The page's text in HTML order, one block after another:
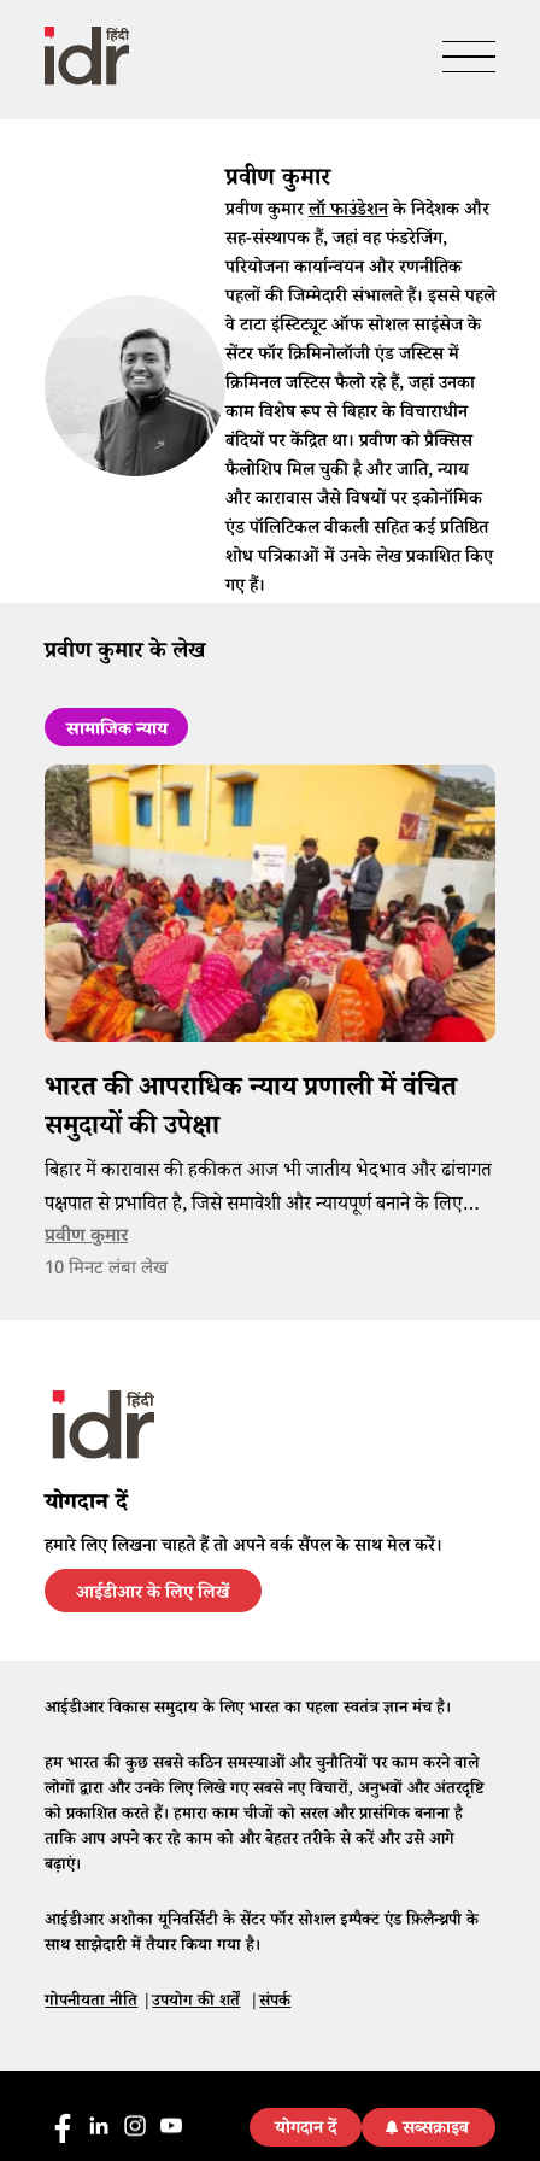
प्रवीण कुमार
​प्रवीण कुमार ​लॉ फाउंडेशन​ के निदेशक और
सह-संस्थापक हैं, जहां वह फंडरेजिंग,
परियोजना कार्यान्वयन और रणनीतिक
पहलों की जिम्मेदारी संभालते हैं। इससे पहले
वे टाटा इंस्टिट्यूट ऑफ सोशल साइंसेज के
सेंटर फॉर क्रिमिनोलॉजी एंड जस्टिस में
क्रिमिनल जस्टिस फैलो रहे हैं, जहां उनका
काम विशेष रूप से बिहार के विचाराधीन
बंदियों पर केंद्रित था। प्रवीण को प्रैक्सिस
फैलोशिप मिल चुकी है और जाति, न्याय
और कारावास जैसे विषयों पर इकोनॉमिक
एंड पॉलिटिकल वीकली सहित कई प्रतिष्ठित
शोध पत्रिकाओं में उनके लेख प्रकाशित किए
गए हैं।​
प्रवीण कुमार के लेख
सामाजिक न्याय
भारत की आपराधिक न्याय प्रणाली​​ में​​ वंचित ​​
समुदायों की उपेक्षा
​बिहार में कारावास की हकीकत आज भी जातीय भेदभाव और ढांचागत
पक्षपात से प्रभावित है, जिसे समावेशी और न्यायपूर्ण बनाने के लिए
बुनियादी बदलाव की जरूरत है।​
प्रवीण कुमार
10 मिनट लंबा लेख
योगदान दें
हमारे लिए लिखना चाहते हैं तो अपने वर्क सैंपल के साथ मेल करें।
आईडीआर के लिए लिखें
आईडीआर विकास समुदाय के लिए भारत का पहला स्वतंत्र ज्ञान मंच है।
हम भारत की कुछ सबसे कठिन समस्याओं और चुनौतियों पर काम करने वाले
लोगों द्वारा और उनके लिए लिखे गए सबसे नए विचारों, अनुभवों और अंतरदृष्टि
को प्रकाशित करते हैं। हमारा काम चीजों को सरल और प्रासंगिक बनाना है
ताकि आप अपने कर रहे काम को और बेहतर तरीके से करें और उसे आगे
बढ़ाएं।
आईडीआर अशोका यूनिवर्सिटी के सेंटर फॉर सोशल इम्पैक्ट एंड फ़िलैन्थ्रपी के
साथ साझेदारी में तैयार किया गया है।
गोपनीयता नीति|उपयोग की शर्तें|संपर्क
योगदान दें सब्सक्राइब